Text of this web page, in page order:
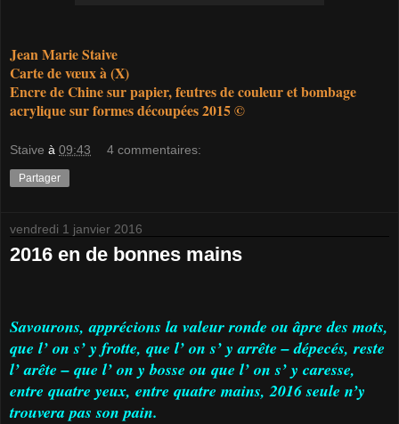
Jean Marie Staive
Carte de vœux à (X)
Encre de Chine sur papier, feutres de couleur et bombage
acrylique sur formes découpées 2015 ©
Staive à 09:43 4 commentaires:
Partager
vendredi 1 janvier 2016
2016 en de bonnes mains
Savourons, apprécions la valeur ronde ou âpre des mots,
que l’ on s’ y frotte, que l’ on s’ y arrête – dépecés, reste
l’ arête – que l’ on y bosse ou que l’ on s’ y caresse,
entre quatre yeux, entre quatre mains, 2016 seule n’y
trouvera pas son pain.